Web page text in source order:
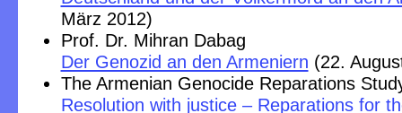
März 2012)
Prof. Dr. Mihran Dabag
Der Genozid an den Armeniern (22.
The Armenian Genocide Reparations
Resolution with justice – Reparations for